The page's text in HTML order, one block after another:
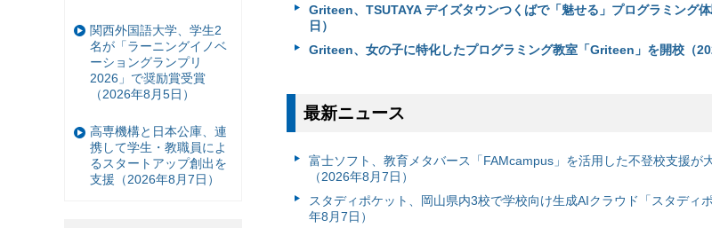
Griteen、TSUTAYA デイズタウンつくばで「魅せる」プログラミング
日）
Griteen、女の子に特化したプログラミング教室「Griteen」を開校（
最新ニュース
富⼠ソフト、教育メタバース「FAMcampus」を活用した不登校支援が
（2026年8月7日）
スタディポケット、岡山県内3校で学校向け生成AIクラウド「スタディ
年8月7日）
関西外国語大学、学生2
名が「ラーニングイノベ
ーショングランプリ
2026」で奨励賞受賞
（2026年8月5日）
高専機構と日本公庫、連
携して学生・教職員によ
るスタートアップ創出を
支援（2026年8月7日）